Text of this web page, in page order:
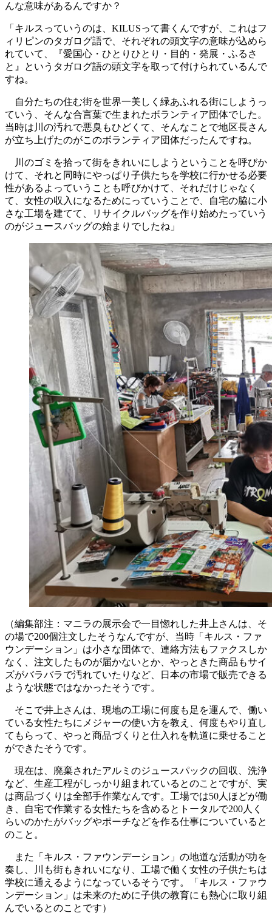
んな意味があるんですか？
「キルスっていうのは、KILUSって書くんですが、これはフ
ィリピンのタガログ語で、それぞれの頭文字の意味が込めら
れていて、『愛国心・ひとりひとり・目的・発展・ふるさ
と』というタガログ語の頭文字を取って付けられているんで
すね。
自分たちの住む街を世界一美しく緑あふれる街にしようっ
ていう、そんな合言葉で生まれたボランティア団体でした。
当時は川の汚れで悪臭もひどくて、そんなことで地区長さん
が立ち上げたのがこのボランティア団体だったんですね。
川のゴミを拾って街をきれいにしようということを呼びか
けて、それと同時にやっぱり子供たちを学校に行かせる必要
性があるよっていうことも呼びかけて、それだけじゃなく
て、女性の収入になるためにっていうことで、自宅の脇に小
さな工場を建てて、リサイクルバッグを作り始めたっていう
のがジュースバッグの始まりでしたね」
（編集部注：マニラの展示会で一目惚れした井上さんは、そ
の場で200個注文したそうなんですが、当時「キルス・ファ
ウンデーション」は小さな団体で、連絡方法もファクスしか
なく、注文したものが届かないとか、やっときた商品もサイ
ズがバラバラで汚れていたりなど、日本の市場で販売できる
ような状態ではなかったそうです。
そこで井上さんは、現地の工場に何度も足を運んで、働い
ている女性たちにメジャーの使い方を教え、何度もやり直し
てもらって、やっと商品づくりと仕入れを軌道に乗せること
ができたそうです。
現在は、廃棄されたアルミのジュースパックの回収、洗浄
など、生産工程がしっかり組まれているとのことですが、実
は商品づくりは全部手作業なんです。工場では50人ほどが働
き、自宅で作業する女性たちを含めるとトータルで200人く
らいのかたがバッグやポーチなどを作る仕事についていると
のこと。
また「キルス・ファウンデーション」の地道な活動が功を
奏し、川も街もきれいになり、工場で働く女性の子供たちは
学校に通えるようになっているそうです。「キルス・ファウ
ンデーション」は未来のために子供の教育にも熱心に取り組
んでいるとのことです）